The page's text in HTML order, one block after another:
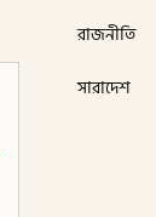
রাজনীতি
সারাদেশ